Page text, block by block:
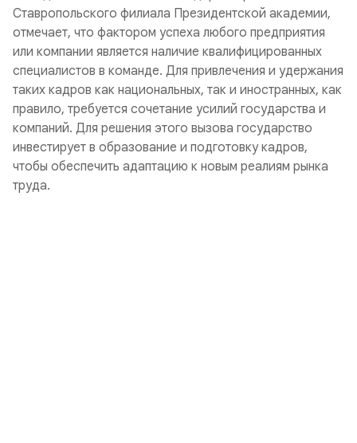
Ставропольского филиала Президентской академии,
отмечает, что фактором успеха любого предприятия
или компании является наличие квалифицированных
специалистов в команде. Для привлечения и удержания
таких кадров как национальных, так и иностранных, как
правило, требуется сочетание усилий государства и
компаний. Для решения этого вызова государство
инвестирует в образование и подготовку кадров,
чтобы обеспечить адаптацию к новым реалиям рынка
труда.